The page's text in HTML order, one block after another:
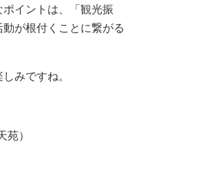
イントは、「観光振
が根付くことに繋がる
みですね。
）